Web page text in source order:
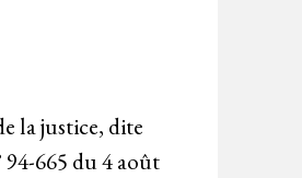
la justice, dite
665 du 4 août